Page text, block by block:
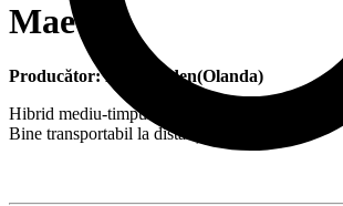
Mae F1
Producător: Enza Zaden(Olanda)
Hibrid mediu-timpuriu tip Ananas. Forma
Bine transportabil la distanțe mari.